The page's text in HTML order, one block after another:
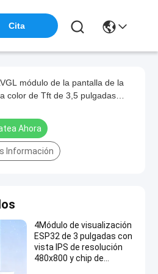
Cita
módulo de la pantalla de la
color de Tft de 3,5 pulgadas
Ahora
Información
4Módulo de visualización
ESP32 de 3 pulgadas con
vista IPS de resolución
480x800 y chip de